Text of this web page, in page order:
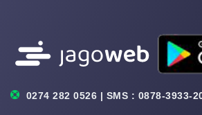
0274 282 0526 | SMS : 0878-3933-